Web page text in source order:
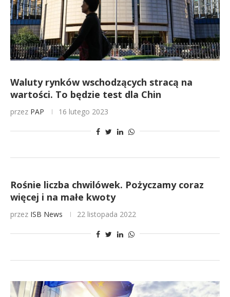
Waluty rynków wschodzących stracą na
wartości. To będzie test dla Chin
przez PAP 16 lutego 2023
Rośnie liczba chwilówek. Pożyczamy coraz
więcej i na małe kwoty
przez ISB News 22 listopada 2022